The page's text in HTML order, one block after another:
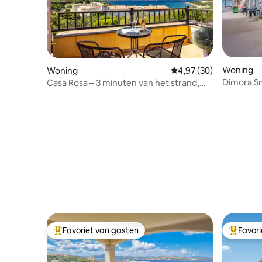
Woning Gemiddelde
4,97 (30)
Casa Rosa – 3 minuten van het strand,
Woning
Dimora
Topfavoriet van gasten
Favoriet van gasten